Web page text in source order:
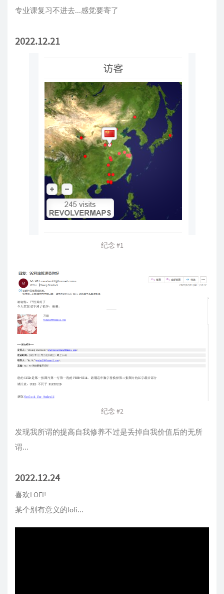
专业课复习不进去...感觉要寄了
2022.12.21
纪念 #1
纪念 #2
发现我所谓的提高自我修养不过是丢掉自我价值后的无所
谓...
2022.12.24
喜欢LOFI!
某个别有意义的lofi...